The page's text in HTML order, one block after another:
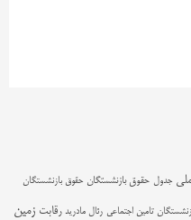
جدول حقوق بازنشستگان حقوق بازنشستگان
تامین اجتماعی رئال مادرید رقابت زمین